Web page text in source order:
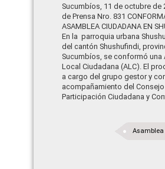
Sucumbíos, 11 de octubre de
de Prensa Nro. 831
ASAMBLEA CIUDADANA EN
En la parroquia urbana
del cantón Shushufindi,
Sucumbíos, se conformó una
Local Ciudadana (ALC). El
a cargo del grupo gestor y
acompañamiento del
Participación Ciudadana y